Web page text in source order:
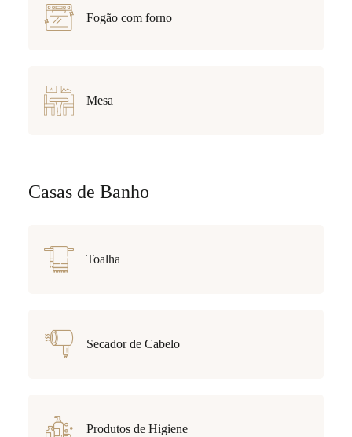
Fogão com forno
Mesa
Casas de Banho
Toalha
Secador de Cabelo
Produtos de Higiene